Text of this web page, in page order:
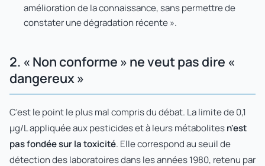
amélioration de la connaissance, sans permettre de
constater une dégradation récente ».
2. « Non conforme » ne veut pas dire «
dangereux »
C'est le point le plus mal compris du débat. La limite de 0,1
µg/L appliquée aux pesticides et à leurs métabolitesn'est
pas fondée sur la toxicité. Elle correspond au seuil de
détection des laboratoires dans les années 1980, retenu par